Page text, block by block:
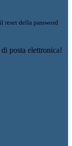
reset della password
posta elettronica!